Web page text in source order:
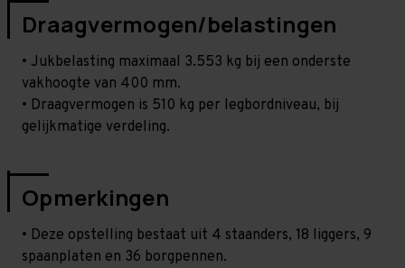
Draagvermogen/belastingen
• Jukbelasting maximaal 3.553 kg bij een onderste
vakhoogte van 400 mm.
• Draagvermogen is 510 kg per legbordniveau, bij
gelijkmatige verdeling.
Opmerkingen
• Deze opstelling bestaat uit 4 staanders, 18 liggers, 9
spaanplaten en 36 borgpennen.